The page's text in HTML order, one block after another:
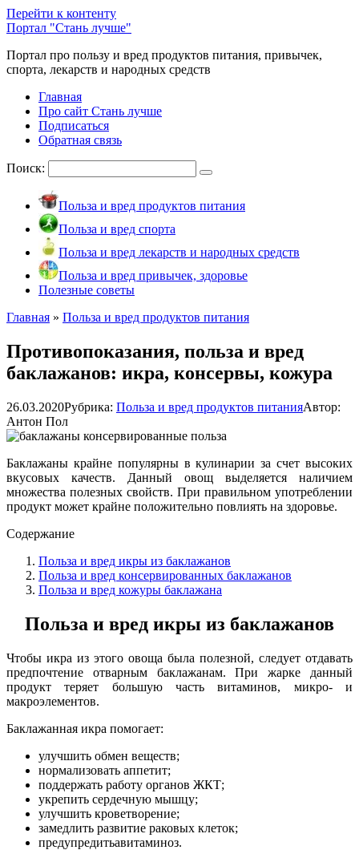
Перейти к контенту
Портал "Стань лучше"
Портал про пользу и вред продуктов питания, привычек,
спорта, лекарств и народных средств
Главная
Про сайт Стань лучше
Подписаться
Обратная связь
Поиск:
Польза и вред продуктов питания
Польза и вред спорта
Польза и вред лекарств и народных средств
Польза и вред привычек, здоровье
Полезные советы
Главная » Польза и вред продуктов питания
Противопоказания, польза и вред
баклажанов: икра, консервы, кожура
26.03.2020Рубрика: Польза и вред продуктов питанияАвтор:
Антон Пол
Баклажаны крайне популярны в кулинарии за счет высоких
вкусовых качеств. Данный овощ выделяется наличием
множества полезных свойств. При правильном употреблении
продукт может крайне положительно повлиять на здоровье.
Содержание
Польза и вред икры из баклажанов
Польза и вред консервированных баклажанов
Польза и вред кожуры баклажана
Польза и вред икры из баклажанов
Чтобы икра из этого овоща была полезной, следует отдавать
предпочтение отварным баклажанам. При жарке данный
продукт теряет большую часть витаминов, микро- и
макроэлементов.
Баклажанная икра помогает:
улучшить обмен веществ;
нормализовать аппетит;
поддержать работу органов ЖКТ;
укрепить сердечную мышцу;
улучшить кроветворение;
замедлить развитие раковых клеток;
предупредитьавитаминоз.